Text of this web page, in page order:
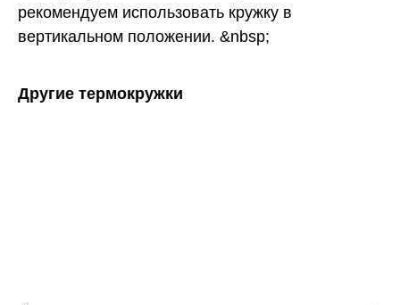
рекомендуем использовать кружку в
вертикальном положении. &nbsp;
Другие термокружки